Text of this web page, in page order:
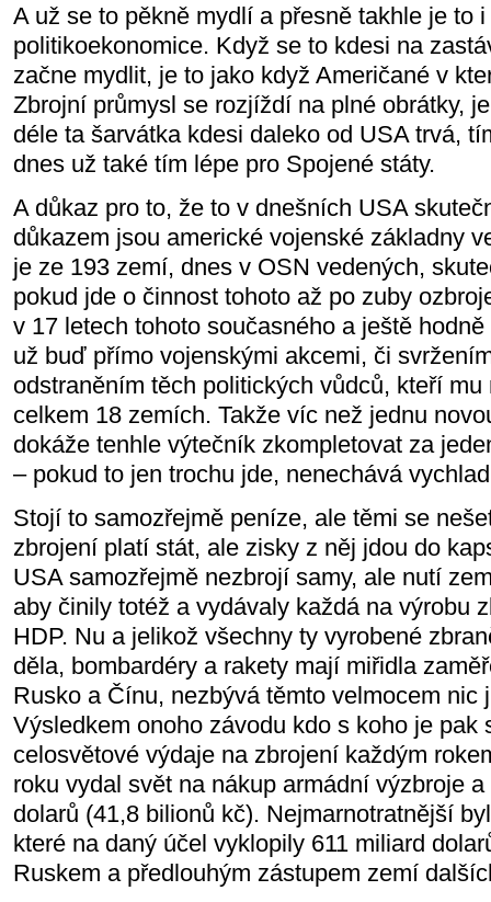
A už se to pěkně mydlí a přesně takhle je to
politikoekonomice. Když se to kdesi na
začne mydlit, je to jako když Američané v
Zbrojní průmysl se rozjíždí na plné obrátky,
déle ta šarvátka kdesi daleko od USA trvá,
dnes už také tím lépe pro Spojené státy.
A důkaz pro to, že to v dnešních USA
důkazem jsou americké vojenské základny
je ze 193 zemí, dnes v OSN vedených,
pokud jde o činnost tohoto až po zuby
v 17 letech tohoto současného a ještě
už buď přímo vojenskými akcemi, či
odstraněním těch politických vůdců, kteří
celkem 18 zemích. Takže víc než jednu
dokáže tenhle výtečník zkompletovat za
– pokud to jen trochu jde, nenechává
Stojí to samozřejmě peníze, ale těmi se
zbrojení platí stát, ale zisky z něj jdou do
USA samozřejmě nezbrojí samy, ale nutí
aby činily totéž a vydávaly každá na výrobu
HDP. Nu a jelikož všechny ty vyrobené
děla, bombardéry a rakety mají miřidla
Rusko a Čínu, nezbývá těmto velmocem nic
Výsledkem onoho závodu kdo s koho je pak
celosvětové výdaje na zbrojení každým
roku vydal svět na nákup armádní výzbroje
dolarů (41,8 bilionů kč). Nejmarnotratnější
které na daný účel vyklopily 611 miliard
Ruskem a předlouhým zástupem zemí